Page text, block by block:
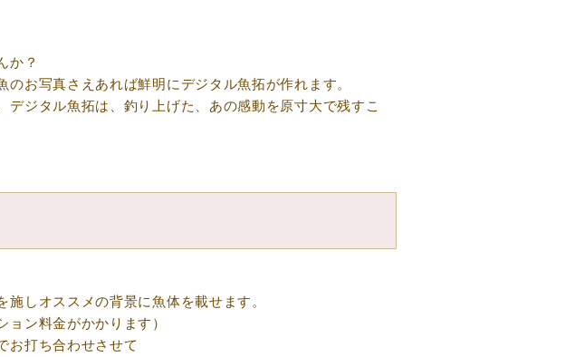
か？
お写真さえあれば鮮明にデジタル魚拓が作れます。
ジタル魚拓は、釣り上げた、あの感動を原寸大で残すこ
しオススメの背景に魚体を載せます。
ン料金がかかります）
お打ち合わせさせて